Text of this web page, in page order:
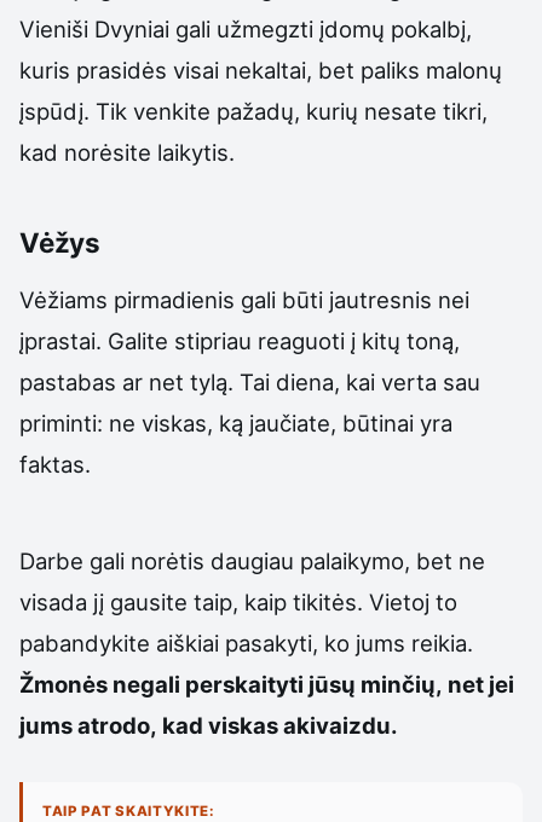
Vieniši Dvyniai gali užmegzti įdomų pokalbį,
kuris prasidės visai nekaltai, bet paliks malonų
įspūdį. Tik venkite pažadų, kurių nesate tikri,
kad norėsite laikytis.
Vėžys
Vėžiams pirmadienis gali būti jautresnis nei
įprastai. Galite stipriau reaguoti į kitų toną,
pastabas ar net tylą. Tai diena, kai verta sau
priminti: ne viskas, ką jaučiate, būtinai yra
faktas.
Darbe gali norėtis daugiau palaikymo, bet ne
visada jį gausite taip, kaip tikitės. Vietoj to
pabandykite aiškiai pasakyti, ko jums reikia.
Žmonės negali perskaityti jūsų minčių, net jei
jums atrodo, kad viskas akivaizdu.
TAIP PAT SKAITYKITE: